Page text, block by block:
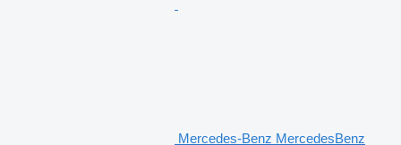
Mercedes-Benz MercedesBenz